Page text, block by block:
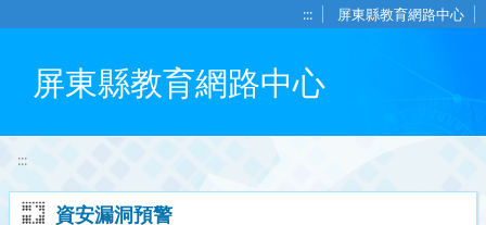
::: 屏東縣教育網路中心
屏東縣教育網路中心
:::
資安漏洞預警